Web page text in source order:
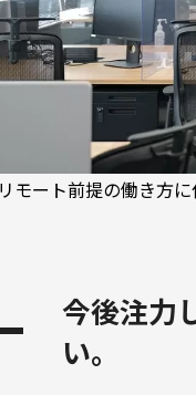
リモート前提の働き方
今後注力
い。